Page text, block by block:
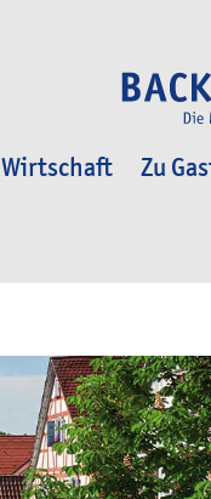
Wirtschaft Zu